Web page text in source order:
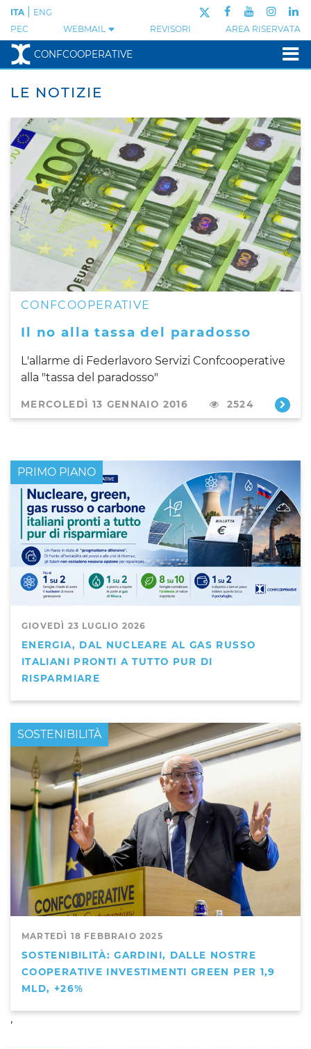
PEC WEBMAIL REVISORI AREA RISERVATA
ITA ENG
CONFCOOPERATIVE
LE NOTIZIE
CONFCOOPERATIVE
Il no alla tassa del paradosso
L'allarme di Federlavoro Servizi Confcooperative
alla "tassa del paradosso"
MERCOLEDÌ 13 GENNAIO 2016 2524
GIOVEDÌ 23 LUGLIO 2026
ENERGIA, DAL NUCLEARE AL GAS RUSSO
ITALIANI PRONTI A TUTTO PUR DI
RISPARMIARE
PRIMO PIANO
MARTEDÌ 18 FEBBRAIO 2025
SOSTENIBILITÀ: GARDINI, DALLE NOSTRE
COOPERATIVE INVESTIMENTI GREEN PER 1,9
MLD, +26%
PRIMO PIANO
,
SOSTENIBILITÀ